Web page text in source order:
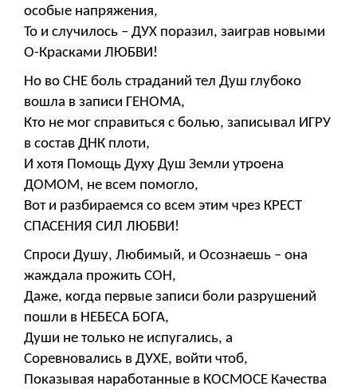
особые напряжения,
То и случилось – ДУХ поразил, заиграв новыми
О-Красками ЛЮБВИ!
Но во СНЕ боль страданий тел Душ глубоко
вошла в записи ГЕНОМА,
Кто не мог справиться с болью, записывал ИГРУ
в состав ДНК плоти,
И хотя Помощь Духу Душ Земли утроена
ДОМОМ, не всем помогло,
Вот и разбираемся со всем этим чрез КРЕСТ
СПАСЕНИЯ СИЛ ЛЮБВИ!
Спроси Душу, Любимый, и Осознаешь – она
жаждала прожить СОН,
Даже, когда первые записи боли разрушений
пошли в НЕБЕСА БОГА,
Души не только не испугались, а
Соревновались в ДУХЕ, войти чтоб,
Показывая наработанные в КОСМОСЕ Качества